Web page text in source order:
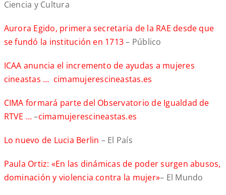
Ciencia y Cultura
Aurora Egido, primera secretaria de la RAE desde que
se fundó la institución en 1713– Público
ICAA anuncia el incremento de ayudas a mujeres
cineastas … cimamujerescineastas.es
CIMA formará parte del Observatorio de Igualdad de
RTVE …–cimamujerescineastas.es
Lo nuevo de Lucia Berlin – El País
Paula Ortiz: «En las dinámicas de poder surgen abusos,
dominación y violencia contra la mujer»– El Mundo